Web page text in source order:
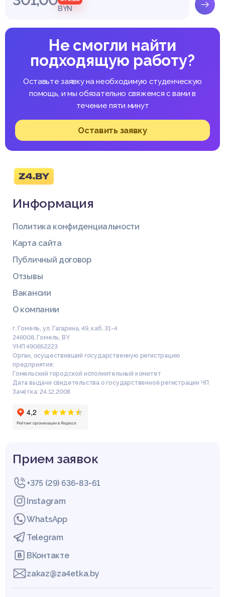
BYN
Не смогли найти
подходящую работу?
Оставьте заявку на необходимую студенческую
помощь, и мы обязательно свяжемся с вами в
течение пяти минут
Оставить заявку
Информация
Политика конфиденциальности
Карта сайта
Публичный договор
Отзывы
Вакансии
О компании
г. Гомель, ул. Гагарина, 49, каб. 31-4
246008, Гомель, BY
УНП 490652223
Орган, осуществивший государственную регистрацию
предприятия:
Гомельский городской исполнительный комитет
Дата выдачи свидетельства о государственной регистрации ЧП
Зачётка: 24.12.2008
Прием заявок
+375 (29) 636-83-61
Instagram
WhatsApp
Telegram
ВКонтакте
zakaz@za4etka.by